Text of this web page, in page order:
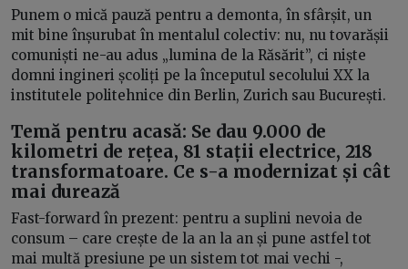
Punem o mică pauză pentru a demonta, în sfârșit, un
mit bine înșurubat în mentalul colectiv: nu, nu tovarășii
comuniști ne-au adus „lumina de la Răsărit”, ci niște
domni ingineri școliți pe la începutul secolului XX la
institutele politehnice din Berlin, Zurich sau București.
Temă pentru acasă: Se dau 9.000 de
kilometri de rețea, 81 stații electrice, 218
transformatoare. Ce s-a modernizat și cât
mai durează
Fast-forward în prezent: pentru a suplini nevoia de
consum – care crește de la an la an și pune astfel tot
mai multă presiune pe un sistem tot mai vechi -,